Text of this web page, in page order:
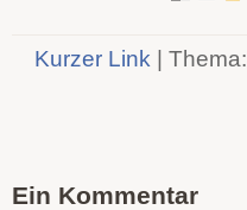
Kurzer Link | Thema:
Ein Kommentar